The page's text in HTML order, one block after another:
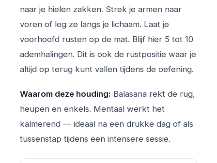
naar je hielen zakken. Strek je armen naar
voren of leg ze langs je lichaam. Laat je
voorhoofd rusten op de mat. Blijf hier 5 tot 10
ademhalingen. Dit is ook de rustpositie waar je
altijd op terug kunt vallen tijdens de oefening.
Waarom deze houding: Balasana rekt de rug,
heupen en enkels. Mentaal werkt het
kalmerend — ideaal na een drukke dag of als
tussenstap tijdens een intensere sessie.